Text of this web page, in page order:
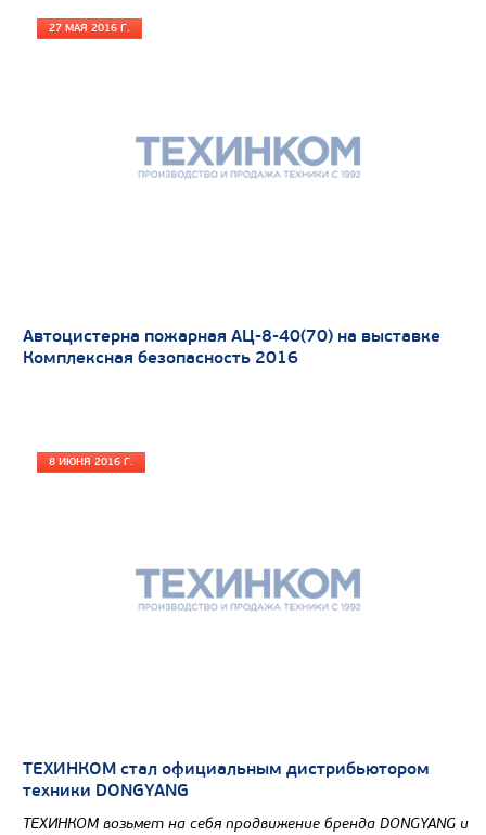
Вместимость кузова, м3
Узнать цену
27 МАЯ 2016 Г.
Автоцистерна пожарная АЦ-8-40(70) на выставке
Комплексная безопасность 2016
8 ИЮНЯ 2016 Г.
ТЕХИНКОМ стал официальным дистрибьютором
техники DONGYANG
ТЕХИНКОМ возьмет на себя продвижение бренда DONGYANG и